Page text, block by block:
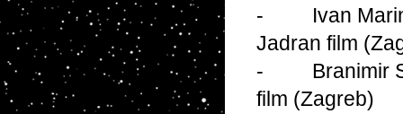
- Ivan
Jadran film
- Branimir
film (Zagreb)